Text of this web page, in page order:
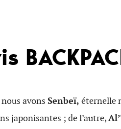
avons Senbeï, éternelle
japonisantes ; de l’autre,